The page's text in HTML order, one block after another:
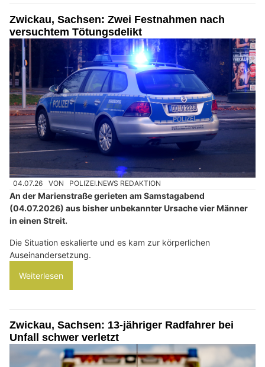
Zwickau, Sachsen: Zwei Festnahmen nach
versuchtem Tötungsdelikt
04.07.26 VON POLIZEI.NEWS REDAKTION
An der Marienstraße gerieten am Samstagabend
(04.07.2026) aus bisher unbekannter Ursache vier Männer
in einen Streit.
Die Situation eskalierte und es kam zur körperlichen
Auseinandersetzung.
Weiterlesen
Zwickau, Sachsen: 13-jähriger Radfahrer bei
Unfall schwer verletzt